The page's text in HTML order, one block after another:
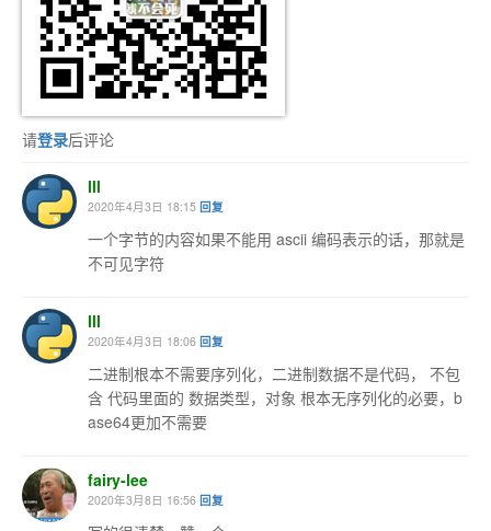
请登录后评论
lll
2020年4月3日 18:15 回复
一个字节的内容如果不能用 ascii 编码表示的话，那就是
不可见字符
lll
2020年4月3日 18:06 回复
二进制根本不需要序列化，二进制数据不是代码， 不包
含 代码里面的 数据类型，对象 根本无序列化的必要，b
ase64更加不需要
fairy-lee
2020年3月8日 16:56 回复